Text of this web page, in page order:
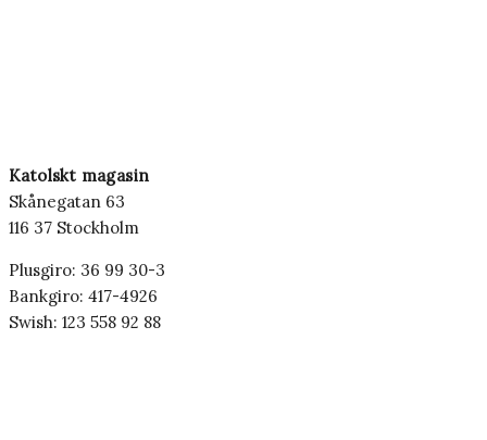
Katolskt magasin
Skånegatan 63
116 37 Stockholm
Plusgiro: 36 99 30-3
Bankgiro: 417-4926
Swish: 123 558 92 88